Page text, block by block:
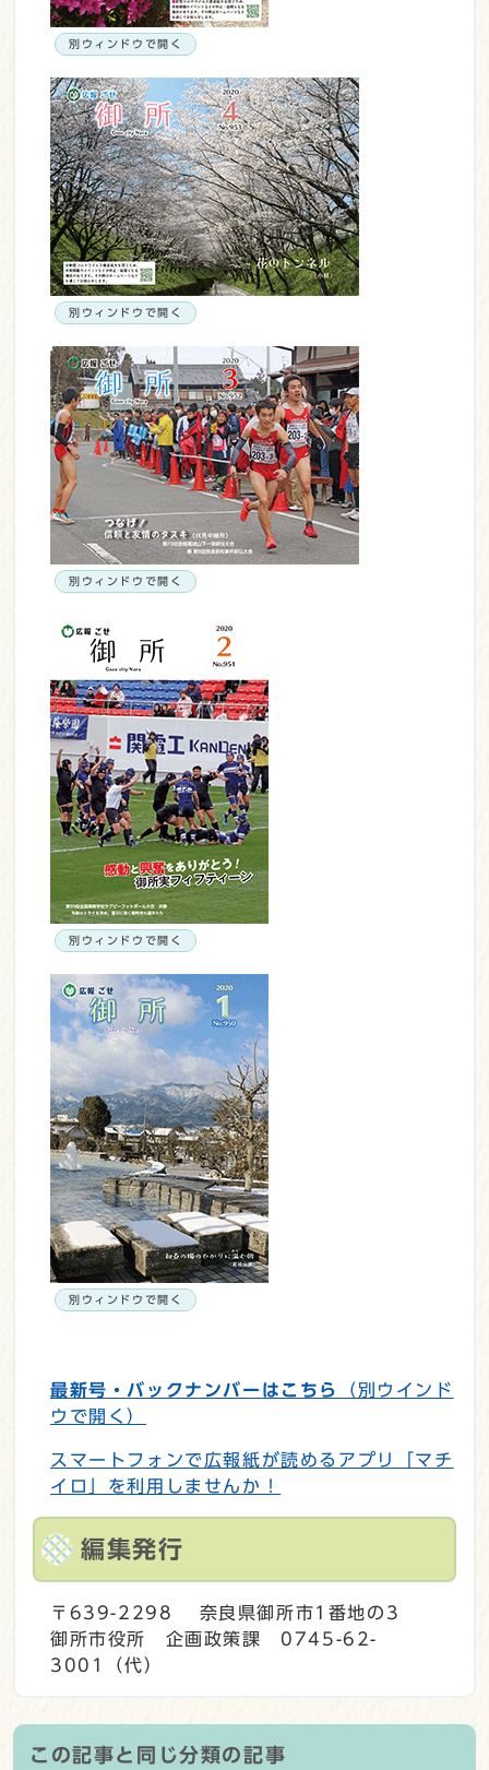
別ウィンドウで開く
別ウィンドウで開く
別ウィンドウで開く
別ウィンドウで開く
別ウィンドウで開く
最新号・バックナンバー はこちら
（別ウインド
ウで開く）
スマートフォンで広報紙が読めるアプリ「マチ
イロ」を利用しませんか！
編集発行
〒639-2298 奈良県御所市1番地の3
御所市役所 企画政策課 0745-62-
3001（代）
この記事と同じ分類の記事